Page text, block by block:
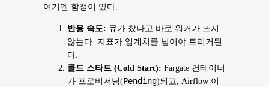
여기엔 함정이 있다.
반응 속도: 큐가 찼다고 바로 워커가 뜨지
않는다. 지표가 임계치를 넘어야 트리거된
다.
콜드 스타트 (Cold Start): Fargate 컨테이너
가 프로비저닝(Pending)되고, Airflow 이